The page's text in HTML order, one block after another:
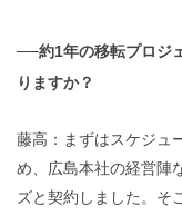
──約1年の移転プロジ
りますか？
藤高：まずはスケジュ
め、広島本社の経営陣
ズと契約しました。そ